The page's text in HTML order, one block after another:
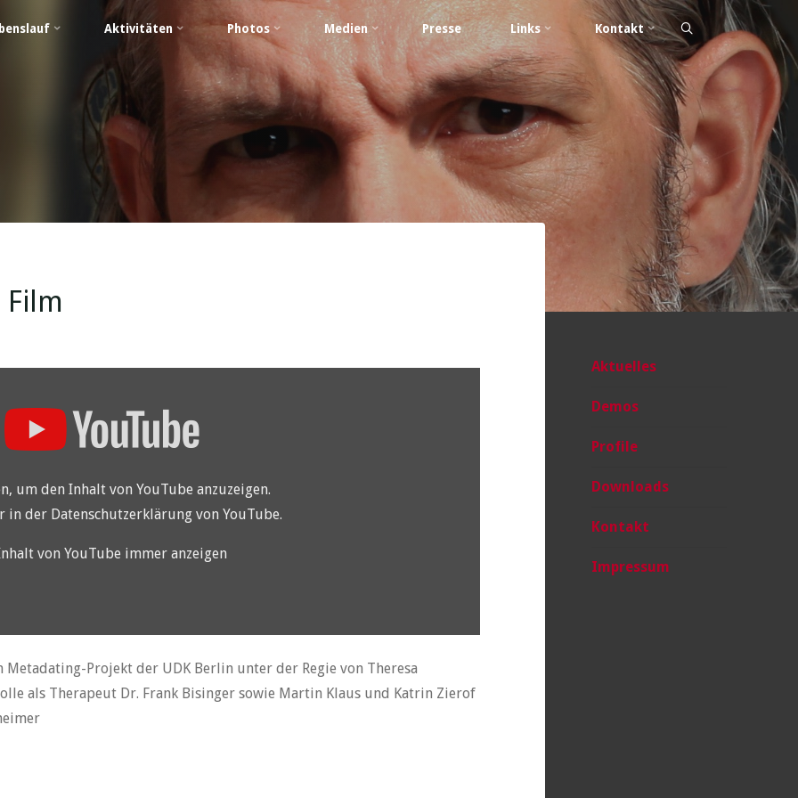
Aktivitäten Photos Medien Presse Links Kontakt
Film
um den Inhalt von YouTube anzuzeigen.
in der Datenschutzerklärung von YouTube.
von YouTube immer anzeigen
Projekt der UDK Berlin unter der Regie von Theresa
als Therapeut Dr. Frank Bisinger sowie Martin Klaus und Katrin Zierof
Aktuelles
Demos
Profile
Downloads
Kontakt
Impressum